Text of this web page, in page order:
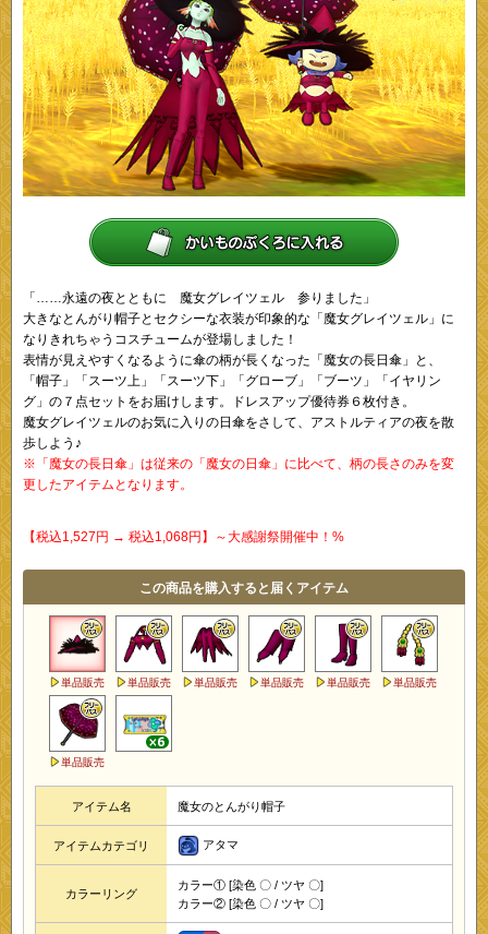
「……永遠の夜とともに 魔女グレイツェル 参りました」
大きなとんがり帽子とセクシーな衣装が印象的な「魔女グレイツェル」に
なりきれちゃうコスチュームが登場しました！
表情が見えやすくなるように傘の柄が長くなった「魔女の長日傘」と、
「帽子」「スーツ上」「スーツ下」「グローブ」「ブーツ」「イヤリン
グ」の７点セットをお届けします。ドレスアップ優待券６枚付き。
魔女グレイツェルのお気に入りの日傘をさして、アストルティアの夜を散
歩しよう♪
※「魔女の長日傘」は従来の「魔女の日傘」に比べて、柄の長さのみを変
更したアイテムとなります。
【税込1,527円 → 税込1,068円】～大感謝祭開催中！%
この商品を購入すると届くアイテム
単品販売 単品販売 単品販売 単品販売 単品販売 単品販売
単品販売
アイテム名 魔女のとんがり帽子
アイテムカテゴリ アタマ
カラーリング
カラー① [染色 〇 / ツヤ 〇]
カラー② [染色 〇 / ツヤ 〇]